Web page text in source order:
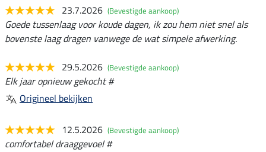
23.7.2026 (Bevestigde aankoop)
Goede tussenlaag voor koude dagen, ik zou hem niet snel als
bovenste laag dragen vanwege de wat simpele afwerking.
29.5.2026 (Bevestigde aankoop)
Elk jaar opnieuw gekocht #
Origineel bekijken
12.5.2026 (Bevestigde aankoop)
comfortabel draaggevoel #